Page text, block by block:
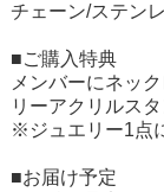
チェーン/ステン
■ご購入特典
メンバーにネッ
リーアクリルス
※ジュエリー1点
■お届け予定